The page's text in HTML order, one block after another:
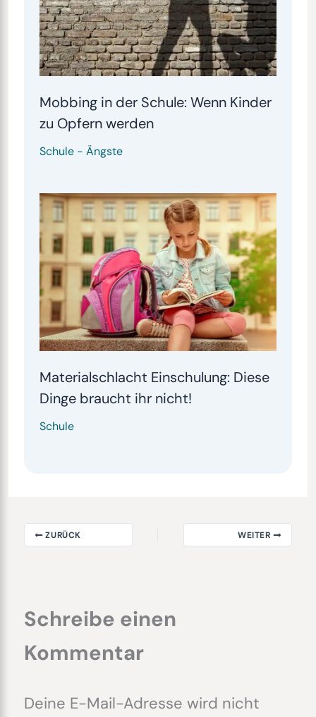
Mobbing in der Schule: Wenn Kinder
zu Opfern werden
Schule- Ängste
Materialschlacht Einschulung: Diese
Dinge braucht ihr nicht!
Schule
ZURÜCK WEITER
Schreibe einen
Kommentar
Deine E-Mail-Adresse wird nicht